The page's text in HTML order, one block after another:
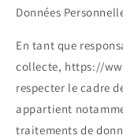
Données
En tant que
collecte, https://
respecter le cadre
appartient
traitements de